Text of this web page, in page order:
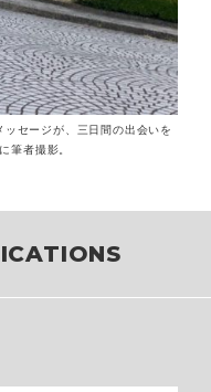
セージが、三日間の出会いを
筆者撮影。